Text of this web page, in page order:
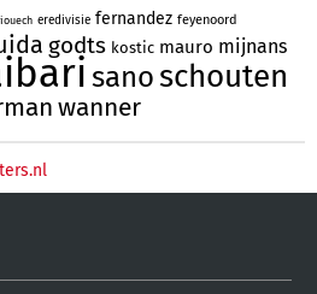
eredivisie fernandez feyenoord
godts kostic mauro mijnans
sanoschouten
wanner